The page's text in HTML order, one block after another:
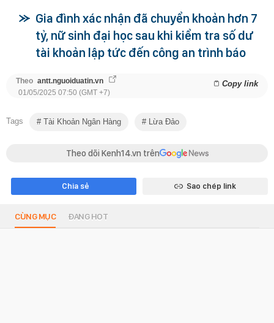
Gia đình xác nhận đã chuyển khoản hơn 7
tỷ, nữ sinh đại học sau khi kiểm tra số dư
tài khoản lập tức đến công an trình báo
Theo antt.nguoiduatin.vn Copy link
01/05/2025 07:50 (GMT +7)
Tags Tài Khoản Ngân Hàng Lừa Đảo
Theo dõi Kenh14.vn trên
Chia sẻ Sao chép link
CÙNG MỤC ĐANG HOT